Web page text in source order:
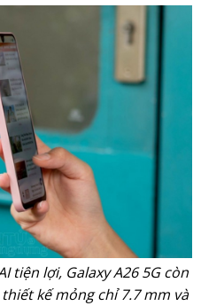
tiện lợi, Galaxy A26 5G còn
kế mỏng chỉ 7.7 mm và